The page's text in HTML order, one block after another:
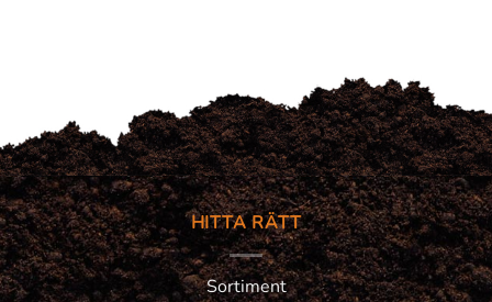
HITTA RÄTT
Sortiment